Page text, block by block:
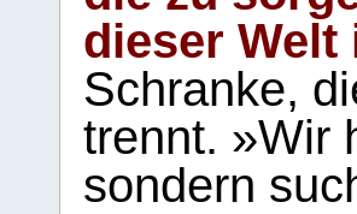
dieser Welt
Schranke,
trennt. »Wir
sondern